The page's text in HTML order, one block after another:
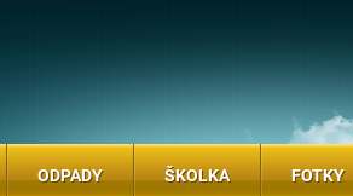
ODPADY ŠKOLKA FOTKY